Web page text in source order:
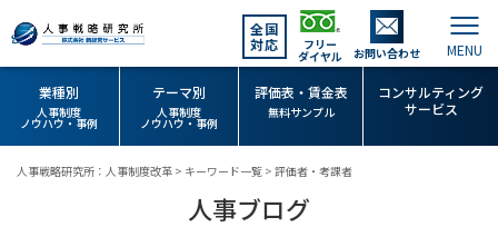
全国
対応
フリー
ダイヤル お問い合わせ
業種別
人事制度
ノウハウ・事例
テーマ別
人事制度
ノウハウ・事例
評価表・賃金表
無料サンプル
コンサルティング
サービス
人事戦略研究所：人事制度改革 > キーワード一覧 > 評価者・考課者
人事ブログ